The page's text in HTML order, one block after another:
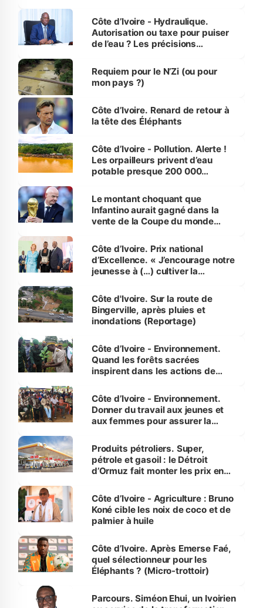
Côte d’Ivoire - Hydraulique.
Autorisation ou taxe pour puiser
de l’eau ? Les précisions
Requiem pour le N’Zi (ou pour
mon pays ?)
Côte d’Ivoire. Renard de retour à
la tête des Éléphants
Côte d’Ivoire - Pollution. Alerte !
Les orpailleurs privent d’eau
potable presque 200 000
Le montant choquant que
Infantino aurait gagné dans la
vente de la Coupe du monde
Côte d’Ivoire. Prix national
d’Excellence. « J’encourage notre
jeunesse à (…) cultiver la
(Alassane Ouattara
Côte d'Ivoire. Sur la route de
Bingerville, après pluies et
inondations (Reportage)
Côte d’Ivoire - Environnement.
Quand les forêts sacrées
inspirent dans les actions de
Côte d’Ivoire - Environnement.
Donner du travail aux jeunes et
aux femmes pour assurer la
menacées
Produits pétroliers. Super,
pétrole et gasoil : le Détroit
d’Ormuz fait monter les prix en
Côte d’Ivoire - Agriculture : Bruno
Koné cible les noix de coco et de
palmier à huile
Côte d’Ivoire. Après Emerse Faé,
quel sélectionneur pour les
Éléphants ? (Micro-trottoir)
Parcours. Siméon Ehui, un Ivoirien